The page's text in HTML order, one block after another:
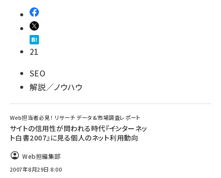
21
SEO
解説／ノウハウ
Web担当者必見！ リサーチ データ&市場調査レポート
サイトの信用性が問われる時代――『インターネッ
ト白書2007』に見る個人のネット利用動向
Web担編集部
2007年8月29日 8:00